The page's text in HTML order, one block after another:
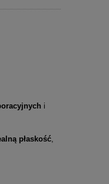
i
płaskość